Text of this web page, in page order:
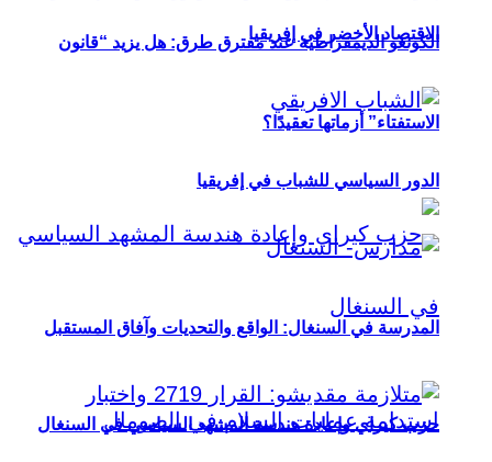
الكونغو الديمقراطية عند مفترق طرق: هل يزيد “قانون
الاستفتاء” أزماتها تعقيدًا؟
حزب كيراي وإعادة هندسة المشهد السياسي في السنغال
الاقتصاد الأخضر في إفريقيا
الدور السياسي للشباب في إفريقيا
المدرسة في السنغال: الواقع والتحديات وآفاق المستقبل